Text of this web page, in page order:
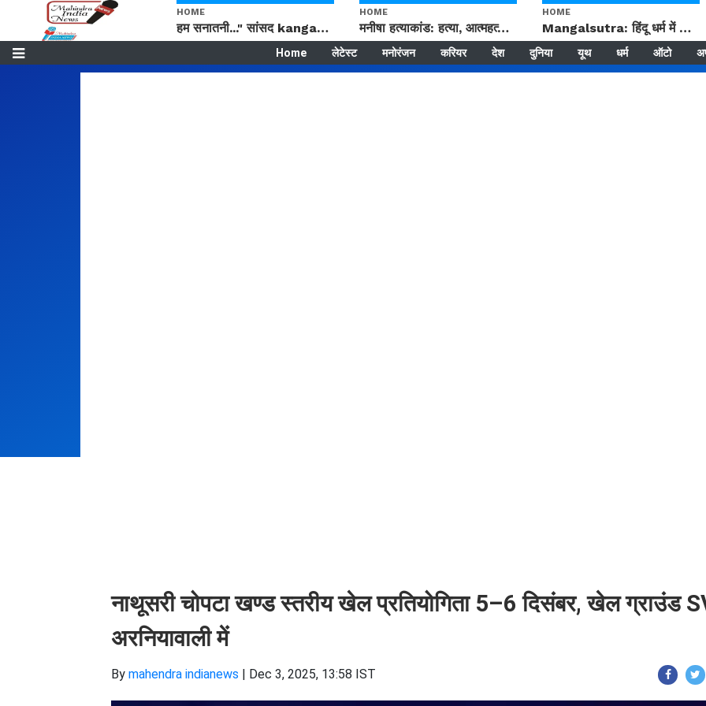
HOME
हम सनातनी..." सांसद kangana Ranaut से क्या बोली लड़की? Viral Jantar-Mantar | CJP protest
HOME
मनीषा हत्याकांड: हत्या, आत्महत्या या कोई बड़ा राज? | Full Story | Josh Haryana
HOME
Mangalsutra: हिंदू धर्म में शादी के बाद मंगलसूत्र क्यों पहनती है महिलाएं, किसने शुरु की ये परंपरा
Home लेटेस्ट मनोरंजन करियर देश दुनिया यूथ धर्म ऑटो
नाथूसरी चोपटा खण्ड स्तरीय खेल प्रतियोगिता 5–6 दिसंबर, खेल ग्राउंड
अरनियावाली में
By mahendra indianews | Dec 3, 2025, 13:58 IST